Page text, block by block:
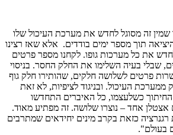
שמין זה מסוגל לחדש את מערכת העיכול שלו
תוך מספר ימים בודדים. אלא שאז רצינו
את כל מערכות גופו. לקחנו מספר פרטים
שבלי בעיה השלימו את החלק החסר. בניסוי
פרטים לשלושה חלקים, שהותירו חלק גוף
העיכול. ובניגוד לציפיות, לא זאת
כשלעצמו, כל האיברים התחדשו
אחד – נוצרו שלושה. זה מפתיע מאוד.
כזאת בקרב מינים יחידאים שמתרבים
בעולם".